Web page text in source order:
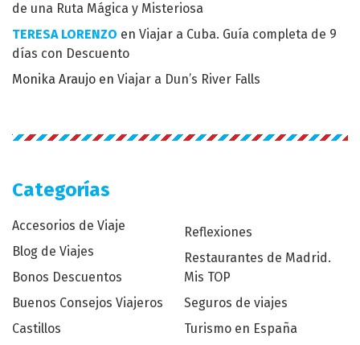
de una Ruta Mágica y Misteriosa
TERESA LORENZO en Viajar a Cuba. Guía completa de 9
días con Descuento
Monika Araujo en Viajar a Dun’s River Falls
Categorías
Accesorios de Viaje
Blog de Viajes
Bonos Descuentos
Buenos Consejos Viajeros
Castillos
Reflexiones
Restaurantes de Madrid.
Mis TOP
Seguros de viajes
Turismo en España